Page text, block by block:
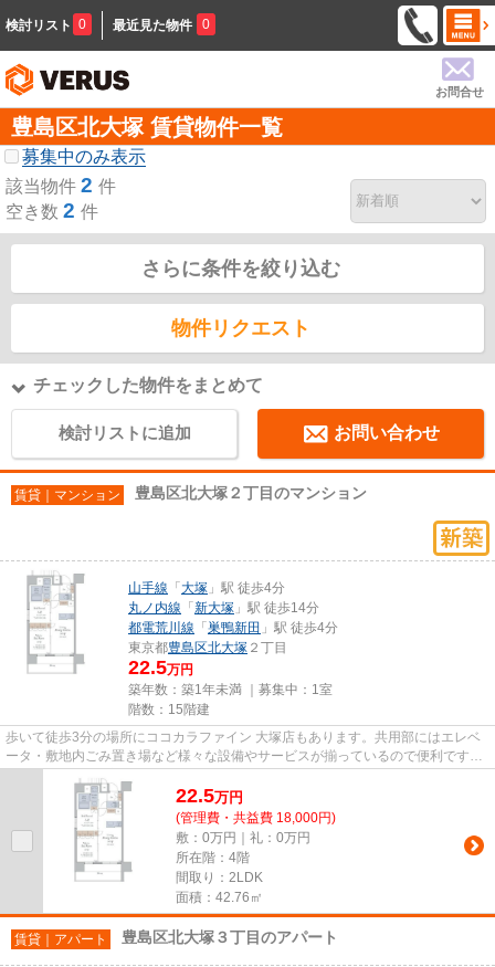
検討リスト 0 最近見た物件 0
お問合せ
豊島区北大塚 賃貸物件一覧
募集中のみ表示
該当物件 2 件
空き数 2 件
さらに条件を絞り込む
物件リクエスト
チェックした物件をまとめて
検討リストに追加 お問い合わせ
賃貸｜マンション 豊島区北大塚２丁目のマンション
山手線 「 大塚 」駅 徒歩4分
丸ノ内線 「 新大塚 」駅 徒歩14分
都電荒川線 「 巣鴨新田 」駅 徒歩4分
東京都豊島区北大塚 ２丁目
22.5万円
築年数：築1年未満 ｜募集中： 1室
階数：15階建
歩いて徒歩3分の場所にココカラファイン 大塚店もあります。共用部にはエレベ
ータ・敷地内ごみ置き場など様々な設備やサービスが揃っているので便利です。
駅まで徒歩4分の立地が魅力的...
22.5万円
(管理費・共益費 18,000円)
敷：0万円｜礼：0万円
所在階：4階
間取り：2LDK
面積：42.76㎡
賃貸｜アパート 豊島区北大塚３丁目のアパート